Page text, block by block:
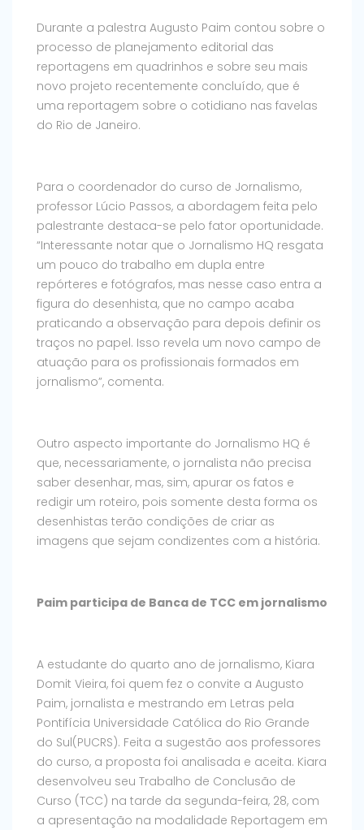
Durante a palestra Augusto Paim contou sobre o
processo de planejamento editorial das
reportagens em quadrinhos e sobre seu mais
novo projeto recentemente concluído, que é
uma reportagem sobre o cotidiano nas favelas
do Rio de Janeiro.
Para o coordenador do curso de Jornalismo,
professor Lúcio Passos, a abordagem feita pelo
palestrante destaca-se pelo fator oportunidade.
“Interessante notar que o Jornalismo HQ resgata
um pouco do trabalho em dupla entre
repórteres e fotógrafos, mas nesse caso entra a
figura do desenhista, que no campo acaba
praticando a observação para depois definir os
traços no papel. Isso revela um novo campo de
atuação para os profissionais formados em
jornalismo”, comenta.
Outro aspecto importante do Jornalismo HQ é
que, necessariamente, o jornalista não precisa
saber desenhar, mas, sim, apurar os fatos e
redigir um roteiro, pois somente desta forma os
desenhistas terão condições de criar as
imagens que sejam condizentes com a história.
Paim participa de Banca de TCC em jornalismo
A estudante do quarto ano de jornalismo, Kiara
Domit Vieira, foi quem fez o convite a Augusto
Paim, jornalista e mestrando em Letras pela
Pontifícia Universidade Católica do Rio Grande
do Sul(PUCRS). Feita a sugestão aos professores
do curso, a proposta foi analisada e aceita. Kiara
desenvolveu seu Trabalho de Conclusão de
Curso (TCC) na tarde da segunda-feira, 28, com
a apresentação na modalidade Reportagem em